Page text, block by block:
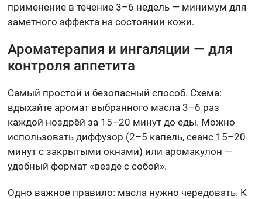
применение в течение 3–6 недель — минимум для
заметного эффекта на состоянии кожи.
Ароматерапия и ингаляции — для
контроля аппетита
Самый простой и безопасный способ. Схема:
вдыхайте аромат выбранного масла 3–6 раз
каждой ноздрёй за 15–20 минут до еды. Можно
использовать диффузор (2–5 капель, сеанс 15–20
минут с закрытыми окнами) или аромакулон —
удобный формат «везде с собой».
Одно важное правило: масла нужно чередовать. К